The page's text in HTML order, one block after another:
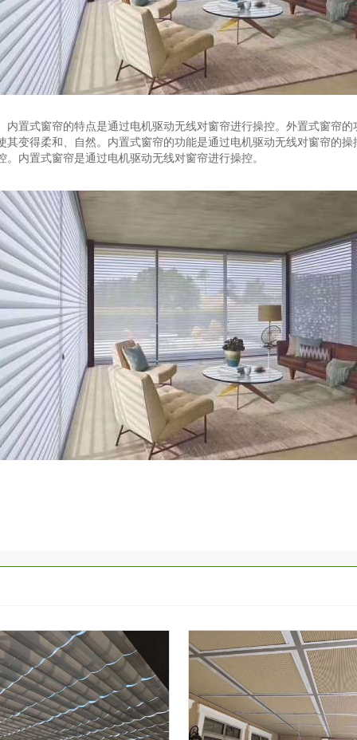
置式窗帘的特点是通过电机驱动无线对窗帘进行操控。外置式窗帘
变得柔和、自然。内置式窗帘的功能是通过电机驱动无线对窗帘的
内置式窗帘是通过电机驱动无线对窗帘进行操控。